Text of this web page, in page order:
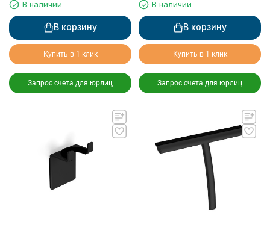
В наличии
В корзину
Купить в 1 клик
Запрос счета для юрлиц
В наличии
В корзину
Купить в 1 клик
Запрос счета для юрлиц